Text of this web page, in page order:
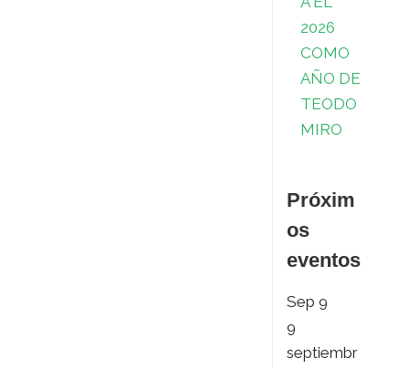
2026
COMO
AÑO DE
TEODO
MIRO
Próxim
os
eventos
Sep9
9
septiembr